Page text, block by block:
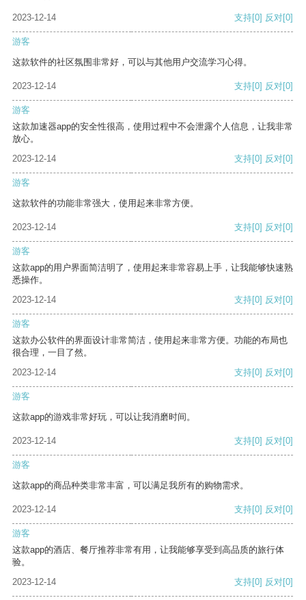
2023-12-14 支持[0] 反对[0]
游客
这款软件的社区氛围非常好，可以与其他用户交流学习心得。
2023-12-14 支持[0] 反对[0]
游客
这款加速器app的安全性很高，使用过程中不会泄露个人信息，让我非常
放心。
2023-12-14
支持[0] 反对[0]
游客
这款软件的功能非常强大，使用起来非常方便。
2023-12-14 支持[0] 反对[0]
游客
这款app的用户界面简洁明了，使用起来非常容易上手，让我能够快速熟
悉操作。
2023-12-14
支持[0] 反对[0]
游客
这款办公软件的界面设计非常简洁，使用起来非常方便。功能的布局也
很合理，一目了然。
2023-12-14
支持[0] 反对[0]
游客
这款app的游戏非常好玩，可以让我消磨时间。
2023-12-14 支持[0] 反对[0]
游客
这款app的商品种类非常丰富，可以满足我所有的购物需求。
2023-12-14 支持[0] 反对[0]
游客
这款app的酒店、餐厅推荐非常有用，让我能够享受到高品质的旅行体
验。
2023-12-14
支持[0] 反对[0]